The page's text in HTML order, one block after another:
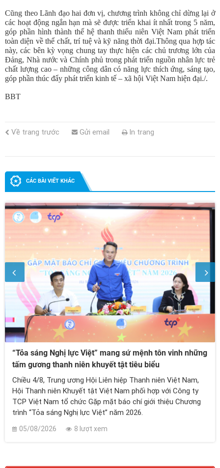
Cũng theo Lãnh đạo hai đơn vị, chương trình không chỉ dừng lại ở
các hoạt động ngắn hạn mà sẽ được triển khai ít nhất trong 5 năm,
góp phần hình thành thế hệ thanh thiếu niên Việt Nam phát triển
toàn diện về thể chất, trí tuệ và kỹ năng thời đại.Thông qua hợp tác
này, các bên kỳ vọng chung tay thực hiện các chủ trương lớn của
Đảng, Nhà nước và Chính phủ trong phát triển nguồn nhân lực trẻ
chất lượng cao – những công dân có năng lực thích ứng, sáng tạo,
góp phần thúc đẩy phát triển kinh tế – xã hội Việt Nam hiện đại./.
BBT
Về trang trước Gửi email In trang
CÁC BÀI VIẾT KHÁC
“Tỏa sáng Nghị lực Việt” mang sứ mệnh tôn vinh những
tấm gương thanh niên khuyết tật tiêu biểu
Chiều 4/8, Trung ương Hội Liên hiệp Thanh niên Việt Nam,
Hội Thanh niên Khuyết tật Việt Nam phối hợp với Công ty
TCP Việt Nam tổ chức Gặp mặt báo chí giới thiệu Chương
trình “Tỏa sáng Nghị lực Việt” năm 2026.
05/08/2026 8 lượt xem